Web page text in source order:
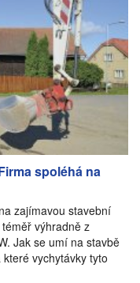
spoléhá na
zajímavou stavební
výhradně z
Jak se umí na stavbě
vychytávky tyto